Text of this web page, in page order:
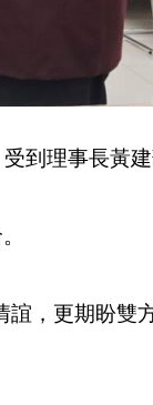
理事長黃建
，更期盼雙